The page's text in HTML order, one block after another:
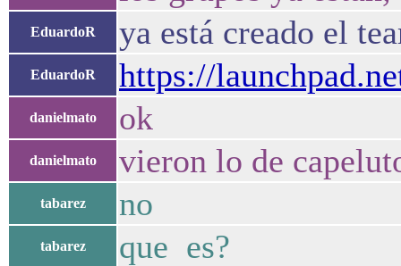
EduardoR ya está creado el
EduardoR https://
danielmato ok
danielmato vieron lo de
tabarez no
tabarez que es?